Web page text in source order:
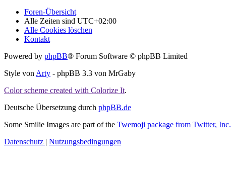
Foren-Übersicht
Alle Zeiten sind UTC+02:00
Alle Cookies löschen
Kontakt
Powered by phpBB® Forum Software © phpBB Limited
Style vonArty - phpBB 3.3 von MrGaby
Color scheme created with Colorize It.
Deutsche Übersetzung durch phpBB.de
Some Smilie Images are part of the Twemoji package from Twitter, Inc.
Datenschutz | Nutzungsbedingungen